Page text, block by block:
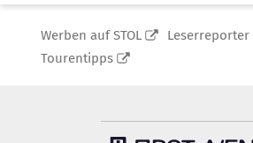
Werben auf STOL
Leserreporter
Tourentipps